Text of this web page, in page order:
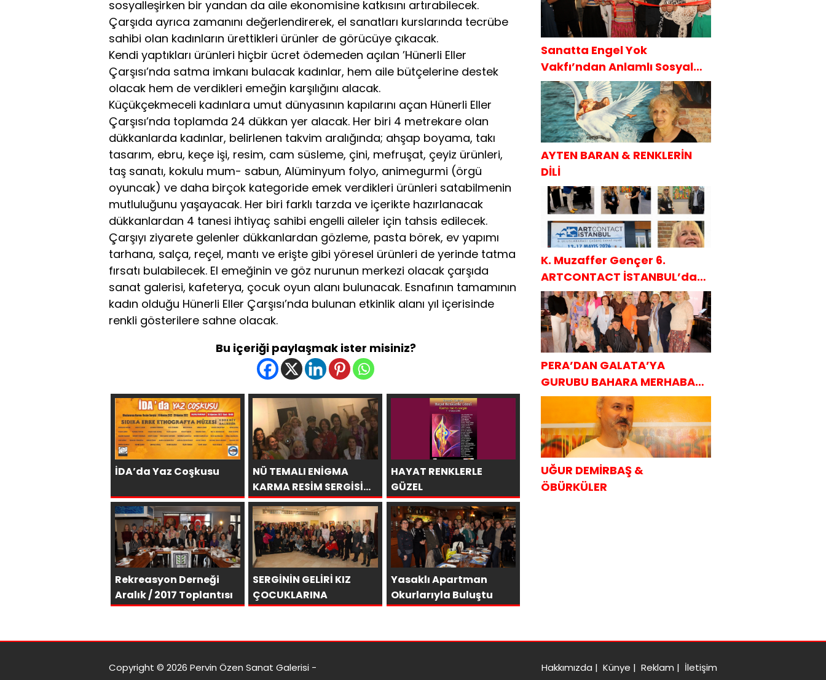
sosyalleşirken bir yandan da aile ekonomisine katkısını artırabilecek.
Çarşıda ayrıca zamanını değerlendirerek, el sanatları kurslarında tecrübe
sahibi olan kadınların ürettikleri ürünler de görücüye çıkacak.
Kendi yaptıkları ürünleri hiçbir ücret ödemeden açılan ’Hünerli Eller
Çarşısı’nda satma imkanı bulacak kadınlar, hem aile bütçelerine destek
olacak hem de verdikleri emeğin karşılığını alacak.
Küçükçekmeceli kadınlara umut dünyasının kapılarını açan Hünerli Eller
Çarşısı’nda toplamda 24 dükkan yer alacak. Her biri 4 metrekare olan
dükkanlarda kadınlar, belirlenen takvim aralığında; ahşap boyama, takı
tasarım, ebru, keçe işi, resim, cam süsleme, çini, mefruşat, çeyiz ürünleri,
taş sanatı, kokulu mum- sabun, Alüminyum folyo, animegurmi (örgü
oyuncak) ve daha birçok kategoride emek verdikleri ürünleri satabilmenin
mutluluğunu yaşayacak. Her biri farklı tarzda ve içerikte hazırlanacak
dükkanlardan 4 tanesi ihtiyaç sahibi engelli aileler için tahsis edilecek.
Çarşıyı ziyarete gelenler dükkanlardan gözleme, pasta börek, ev yapımı
tarhana, salça, reçel, mantı ve erişte gibi yöresel ürünleri de yerinde tatma
fırsatı bulabilecek. El emeğinin ve göz nurunun merkezi olacak çarşıda
sanat galerisi, kafeterya, çocuk oyun alanı bulunacak. Esnafının tamamının
kadın olduğu Hünerli Eller Çarşısı’nda bulunan etkinlik alanı yıl içerisinde
renkli gösterilere sahne olacak.
Bu içeriği paylaşmak ister misiniz?
İDA’da Yaz Coşkusu
NÜ TEMALI ENİGMA
KARMA RESİM SERGİSİNE
YOĞUN İLGİ
HAYAT RENKLERLE
GÜZEL
Rekreasyon Derneği
Aralık / 2017 Toplantısı
SERGİNİN GELİRİ KIZ
ÇOCUKLARINA
Yasaklı Apartman
Okurlarıyla Buluştu
Sanatta Engel Yok
Vakfı’ndan Anlamlı Sosyal
Sorumluluk Projesi
AYTEN BARAN & RENKLERİN
DİLİ
K. Muzaffer Gençer 6.
ARTCONTACT İSTANBUL’da
SAKÜDER ile
PERA’DAN GALATA’YA
GURUBU BAHARA MERHABA
KAHVALTISI
UĞUR DEMİRBAŞ &
ÖBÜRKÜLER
Copyright © 2026 Pervin Özen Sanat Galerisi - Hakkımızda | Künye | Reklam | İletişim